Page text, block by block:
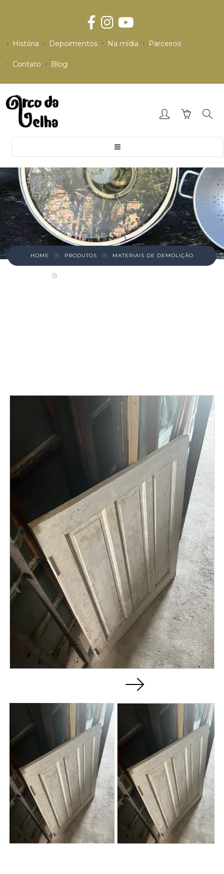
História Depoimentos Na mídia Parceiros
Contato Blog
HOME PRODUTOS MATERIAIS DE DEMOLIÇÃO